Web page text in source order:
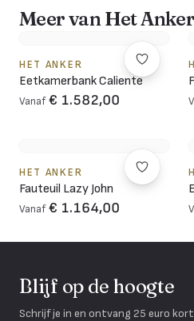
Meer van Het Anker
HET ANKER
Eetkamerbank Caliente
Vanaf € 1.582,00
HET ANKER
Fauteuil Lazy John
Vanaf € 1.164,00
Blijf op de hoogte
Schrijf je in en ontvang 25 euro